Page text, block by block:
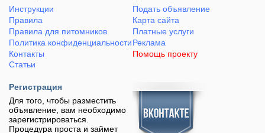
Инструкции
Правила
Правила для питомников
Политика конфиденциальности
Контакты
Статьи
Подать объявление
Карта сайта
Платные услуги
Реклама
Помощь проекту
Регистрация
Для того, чтобы разместить
объявление, вам необходимо
зарегистрироваться.
Процедура проста и займет